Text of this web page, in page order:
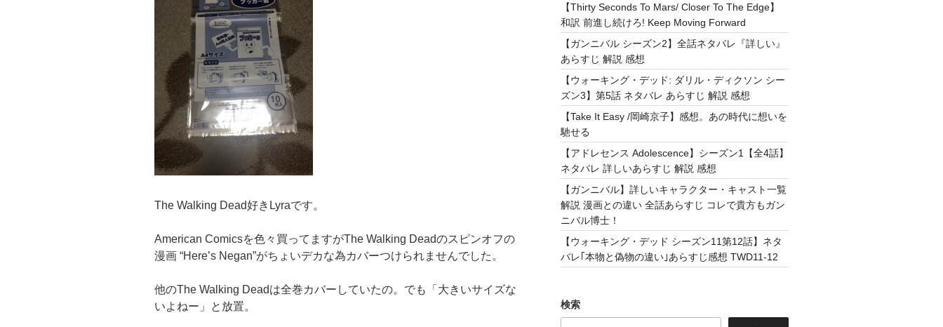
The Walking Dead好きLyraです。
American Comicsを色々買ってますがThe Walking Deadのスピンオフの
漫画 “Here’s Negan”がちょいデカな為カバーつけられませんでした。
他のThe Walking Deadは全巻カバーしていたの。でも「大きいサイズな
いよねー」と放置。
【Thirty Seconds To Mars/ Closer To The Edge】
和訳 前進し続けろ! Keep Moving Forward
【ガンニバル シーズン2】全話ネタバレ『詳しい』
あらすじ 解説 感想
【ウォーキング・デッド: ダリル・ディクソン シー
ズン3】第5話 ネタバレ あらすじ 解説 感想
【Take It Easy /岡崎京子】感想。あの時代に想いを
馳せる
【アドレセンス Adolescence】シーズン1【全4話】
ネタバレ 詳しいあらすじ 解説 感想
【ガンニバル】詳しいキャラクター・キャスト一覧
解説 漫画との違い 全話あらすじ コレで貴方もガン
ニバル博士！
【ウォーキング・デッド シーズン11第12話】ネタ
バレ｢本物と偽物の違い｣あらすじ感想 TWD11-12
検索